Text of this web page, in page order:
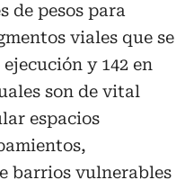
de pesos para
viales que se
y 142 en
son de vital
espacios
barrios vulnerables